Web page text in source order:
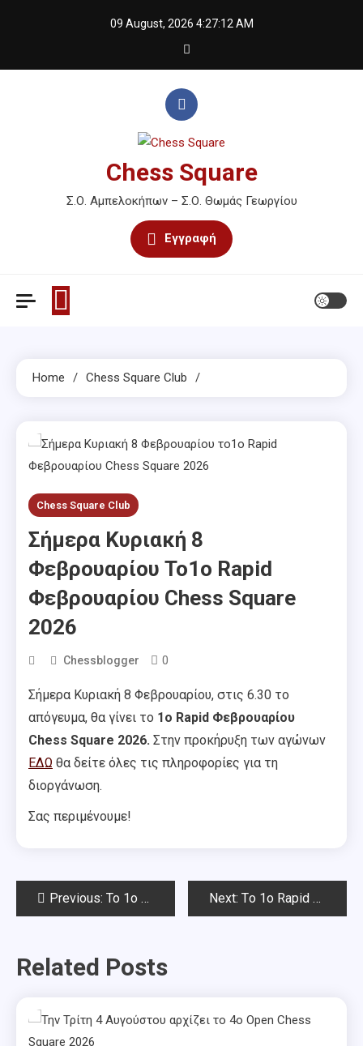
09 August, 2026 4:27:12 AM
Chess Square
Σ.Ο. Αμπελοκήπων – Σ.Ο. Θωμάς Γεωργίου
Εγγραφή
Home Chess Square Club
Chess Square Club
Σήμερα Κυριακή 8
Φεβρουαρίου Το1ο Rapid
Φεβρουαρίου Chess Square
2026
Chessblogger 0
Σήμερα Κυριακή 8 Φεβρουαρίου, στις 6.30 το
απόγευμα, θα γίνει το 1ο Rapid Φεβρουαρίου
Chess Square 2026. Στην προκήρυξη των αγώνων
ΕΔΩ θα δείτε όλες τις πληροφορίες για τη
διοργάνωση.
Σας περιμένουμε!
PostPrevious: To 1o Blitz Φεβρουαρίου Chess Square 2026-Αποτελέσματα Next: Tο 1ο Rapid Φεβρουαρίου Chess Square 2026-Αποτελέσματα
Related Posts